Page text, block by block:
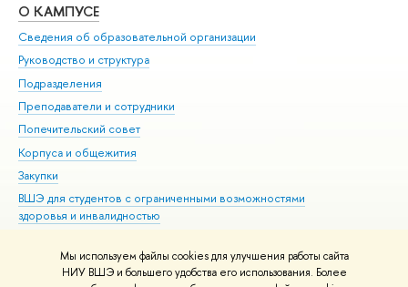
Мы используем файлы cookies для улучшения работы сайта
НИУ ВШЭ и большего удобства его использования. Более
О КАМПУСЕ
Сведения об образовательной организации
Руководство и структура
Подразделения
Преподаватели и сотрудники
Попечительский совет
Корпуса и общежития
Закупки
ВШЭ для студентов с ограниченными возможностями
здоровья и инвалидностью
Единая платежная страница